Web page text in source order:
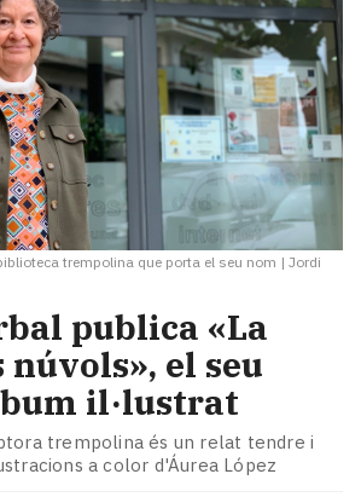
trempolina que porta el seu nom | Jordi
publica «La
el seu
il·lustrat
trempolina és un relat tendre i
a color d'Áurea López